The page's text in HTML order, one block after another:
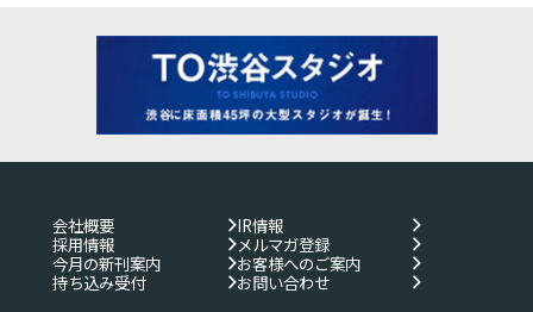
会社概要
IR情報
採用情報
メルマガ登録
今月の新刊案内
お客様へのご案内
持ち込み受付
お問い合わせ